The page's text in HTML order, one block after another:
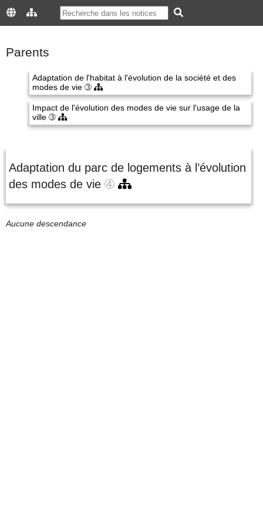
Parents
Adaptation de l'habitat à l'évolution de la société et des
modes de vie ➂
Impact de l'évolution des modes de vie sur l'usage de la
ville ➂
Adaptation du parc de logements à l’évolution
des modes de vie ➃
Aucune descendance